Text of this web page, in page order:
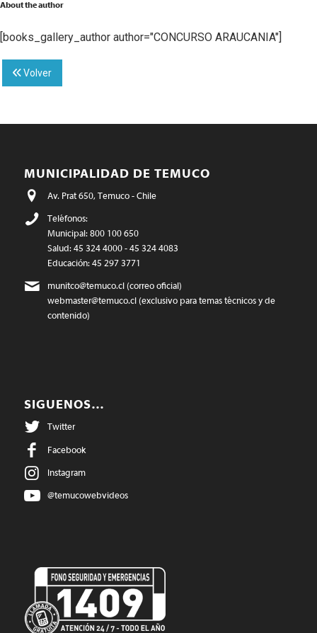
About the author
[books_gallery_author author="CONCURSO ARAUCANIA"]
Volver
MUNICIPALIDAD DE TEMUCO
Av. Prat 650, Temuco - Chile
Teléfonos:
Municipal: 800 100 650
Salud: 45 324 4000 - 45 324 4083
Educación: 45 297 3771
munitco@temuco.cl(correo oficial)
webmaster@temuco.cl(exclusivo para temas técnicos y de
contenido)
SIGUENOS…
Twitter
Facebook
Instagram
@temucowebvideos